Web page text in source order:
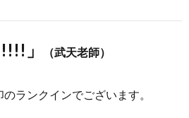
」 （武天老師）
ランクインでございます。